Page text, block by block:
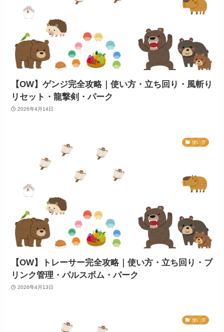
【OW】ゲンジ完全攻略｜使い方・立ち回り・風斬り
リセット・龍撃剣・パーク
2026年4月14日
使い方
【OW】トレーサー完全攻略｜使い方・立ち回り・ブ
リンク管理・パルスボム・パーク
2026年4月13日
使い方